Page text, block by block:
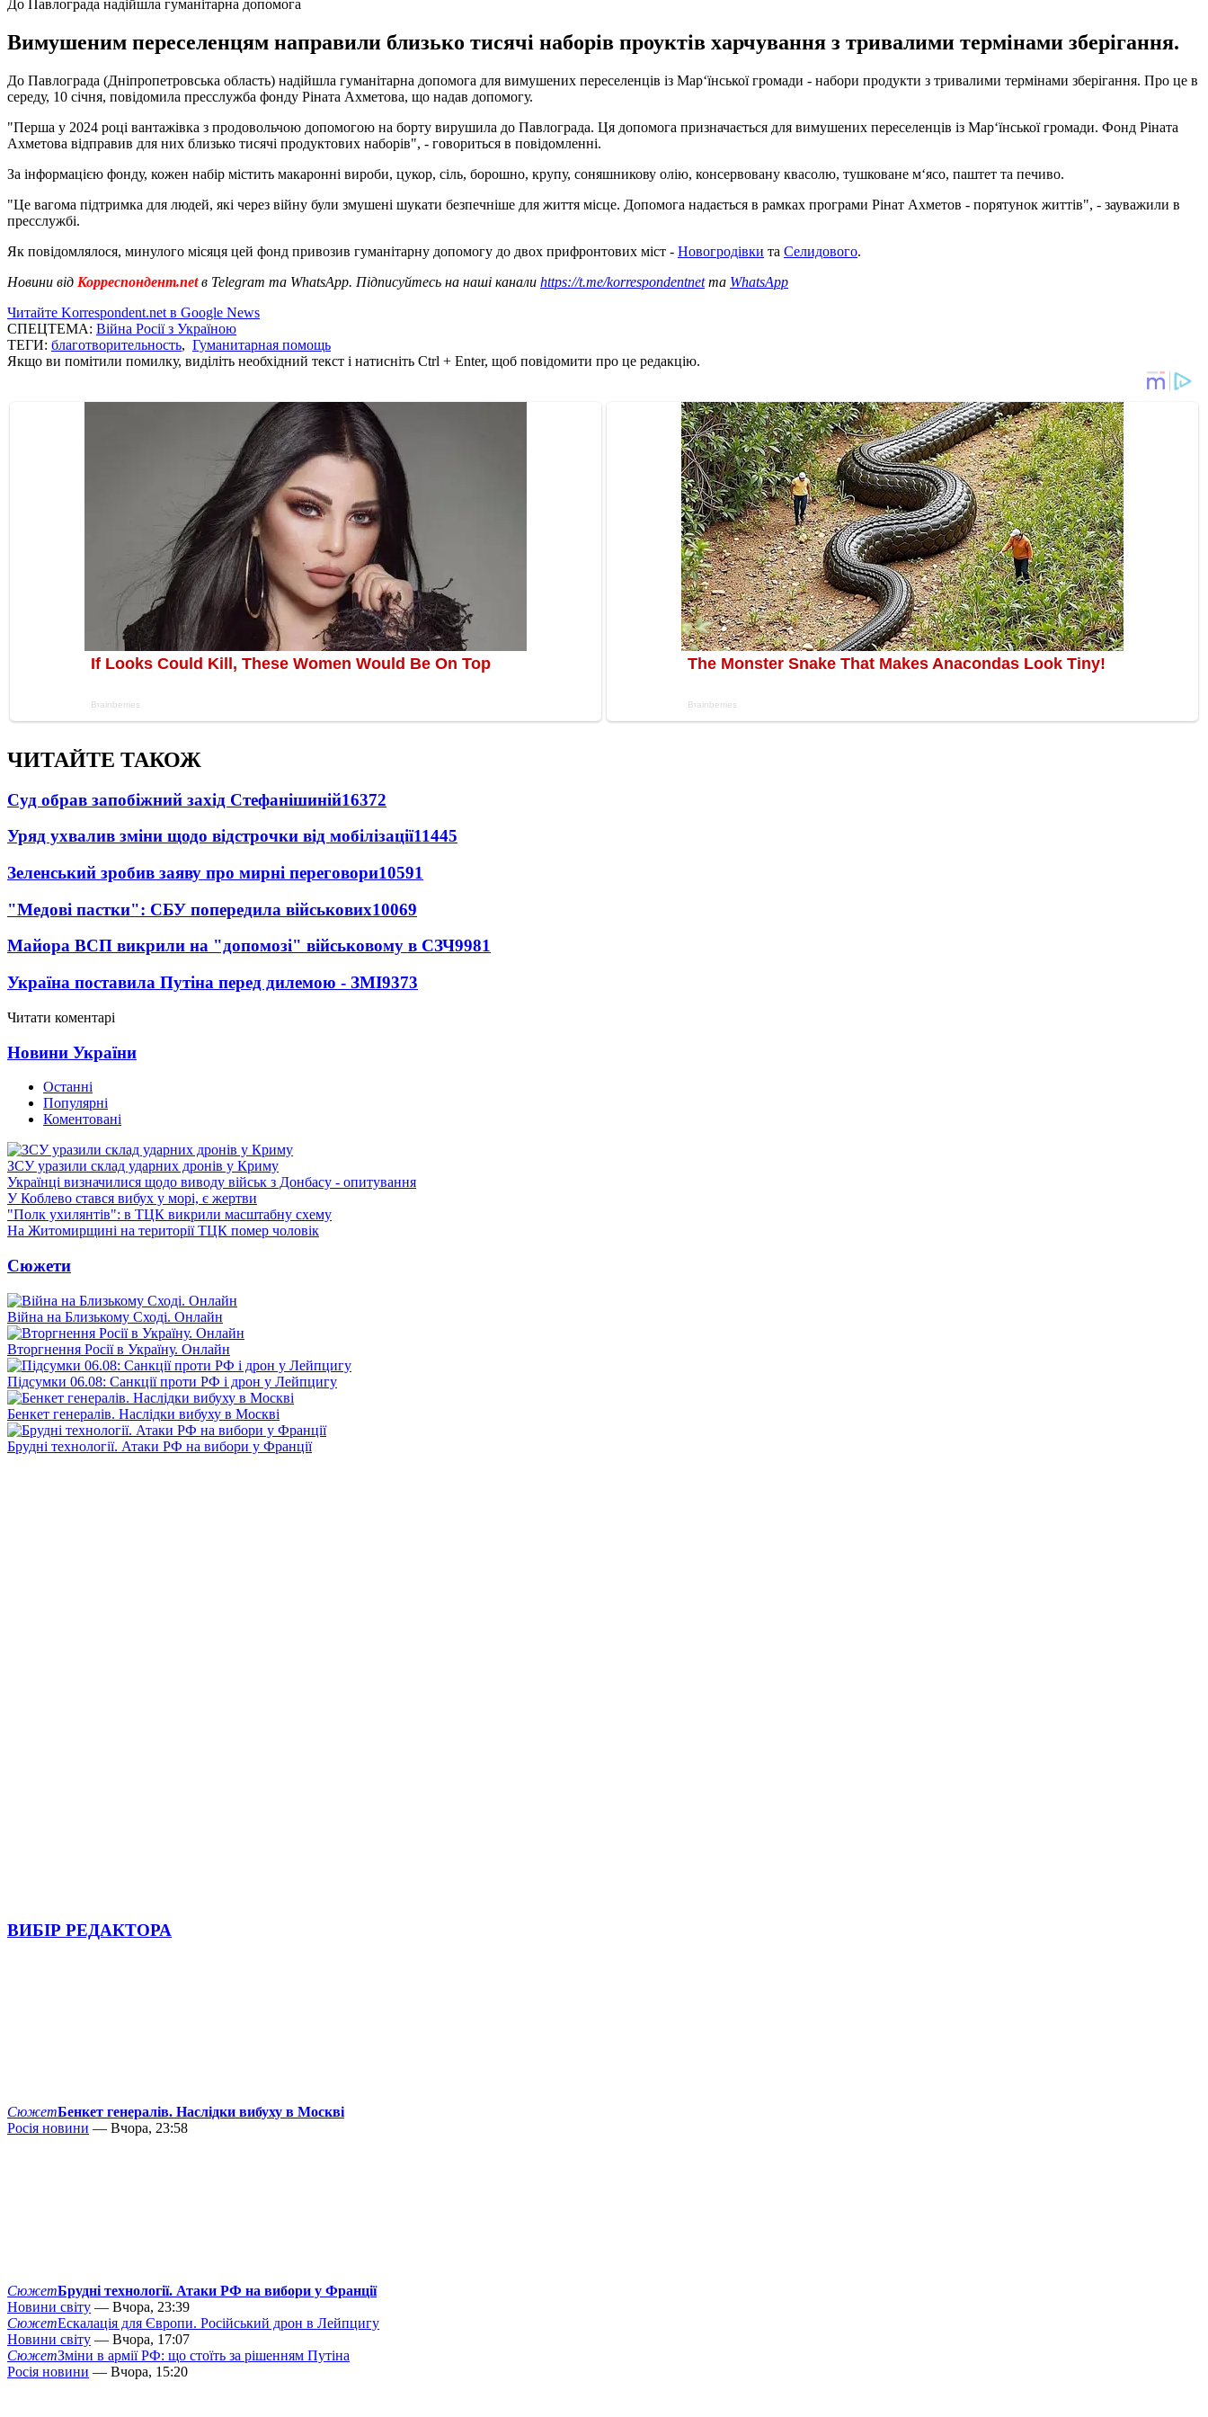
До Павлограда надійшла гуманітарна допомога
Вимушеним переселенцям направили близько тисячі наборів проуктів харчування з тривалими термінами зберігання.
До Павлограда (Дніпропетровська область) надійшла гуманітарна допомога для вимушених переселенців із Мар‘їнської громади - набори продукти з тривалими термінами зберігання. Про це в
середу, 10 січня, повідомила пресслужба фонду Ріната Ахметова, що надав допомогу.
"Перша у 2024 році вантажівка з продовольчою допомогою на борту вирушила до Павлограда. Ця допомога призначається для вимушених переселенців із Мар‘їнської громади. Фонд Ріната
Ахметова відправив для них близько тисячі продуктових наборів", - говориться в повідомленні.
За інформацією фонду, кожен набір містить макаронні вироби, цукор, сіль, борошно, крупу, соняшникову олію, консервовану квасолю, тушковане м‘ясо, паштет та печиво.
"Це вагома підтримка для людей, які через війну були змушені шукати безпечніше для життя місце. Допомога надається в рамках програми Рінат Ахметов - порятунок життів", - зауважили в
пресслужбі.
Як повідомлялося, минулого місяця цей фонд привозив гуманітарну допомогу до двох прифронтових міст - Новогродівки та Селидового.
Новини від Корреспондент.netв Telegram та WhatsApp. Підписуйтесь на наші канали https://t.me/korrespondentnetта WhatsApp
Читайте Korrespondent.net в Google News
СПЕЦТЕМА: Війна Росії з Україною
ТЕГИ: благотворительность, Гуманитарная помощь
Якщо ви помітили помилку, виділіть необхідний текст і натисніть Ctrl + Enter, щоб повідомити про це редакцію.
ЧИТАЙТЕ ТАКОЖ
Суд обрав запобіжний захід Стефанішиній16372
Уряд ухвалив зміни щодо відстрочки від мобілізації11445
Зеленський зробив заяву про мирні переговори10591
"Медові пастки": СБУ попередила військових10069
Майора ВСП викрили на "допомозі" військовому в СЗЧ9981
Україна поставила Путіна перед дилемою - ЗМІ9373
Читати коментарі
Новини України
Останні
Популярні
Коментовані
ЗСУ уразили склад ударних дронів у Криму
Українці визначилися щодо виводу військ з Донбасу - опитування
У Коблево стався вибух у морі, є жертви
"Полк ухилянтів": в ТЦК викрили масштабну схему
На Житомирщині на території ТЦК помер чоловік
Сюжети
Війна на Близькому Сході. Онлайн
Вторгнення Росії в Україну. Онлайн
Підсумки 06.08: Санкції проти РФ і дрон у Лейпцигу
Бенкет генералів. Наслідки вибуху в Москві
Брудні технології. Атаки РФ на вибори у Франції
ВИБІР РЕДАКТОРА
СюжетБенкет генералів. Наслідки вибуху в Москві
Росія новини — Вчора, 23:58
СюжетБрудні технології. Атаки РФ на вибори у Франції
Новини світу — Вчора, 23:39
СюжетЕскалація для Європи. Російський дрон в Лейпцигу
Новини світу — Вчора, 17:07
СюжетЗміни в армії РФ: що стоїть за рішенням Путіна
Росія новини — Вчора, 15:20